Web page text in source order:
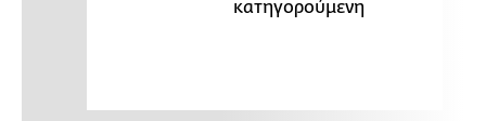
κατηγορούμενη